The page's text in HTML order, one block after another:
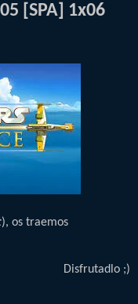
[SPA] 1x06
), os traemos
Disfrutadlo ;)